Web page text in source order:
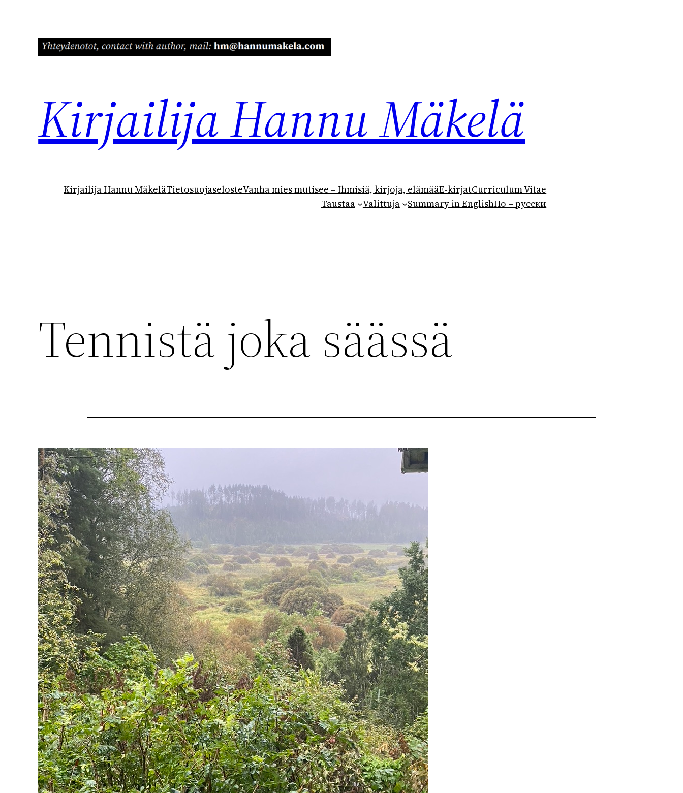
Kirjailija Hannu Mäkelä
Kirjailija Hannu MäkeläTietosuojaselosteVanha mies mutisee – Ihmisiä, kirjoja, elämääE-kirjatCurriculum Vitae
Taustaa
Valittuja Summary in EnglishПо – русски
Tennistä joka säässä